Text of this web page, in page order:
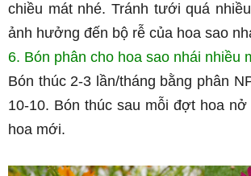
chiều mát nhé. Tránh tưới quá
ảnh hưởng đến bộ rễ của hoa sao
6. Bón phân cho hoa sao nhái nhiều
Bón thúc 2-3 lần/tháng bằng phân
10-10. Bón thúc sau mỗi đợt hoa
hoa mới.